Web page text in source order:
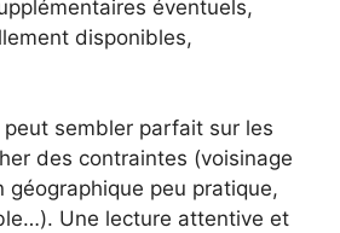
éventuels,
disponibles,
sembler parfait sur les
des contraintes (voisinage
géographique peu pratique,
Une lecture attentive et